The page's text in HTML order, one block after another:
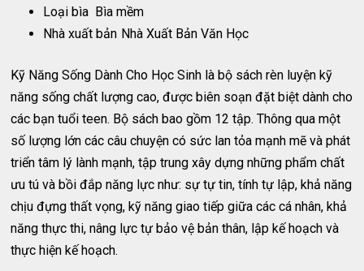
Loại bìa Bìa mềm
Nhà xuất bản Nhà Xuất Bản Văn Học
Kỹ Năng Sống Dành Cho Học Sinh là bộ sách rèn luyện kỹ
năng sống chất lượng cao, được biên soạn đặt biệt dành cho
các bạn tuổi teen. Bộ sách bao gồm 12 tập. Thông qua một
số lượng lớn các câu chuyện có sức lan tỏa mạnh mẽ và phát
triển tâm lý lành mạnh, tập trung xây dựng những phẩm chất
ưu tú và bồi đắp năng lực như: sự tự tin, tính tự lập, khả năng
chịu đựng thất vọng, kỹ năng giao tiếp giữa các cá nhân, khả
năng thực thi, nâng lực tự bảo vệ bản thân, lập kế hoạch và
thực hiện kế hoạch.